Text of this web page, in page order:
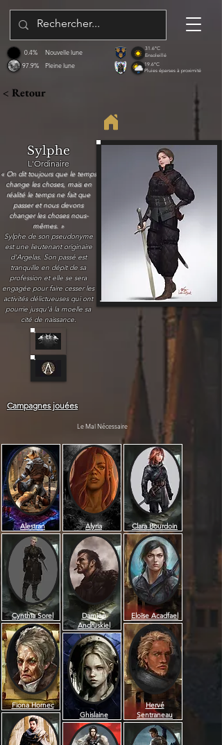
97.9%
0.4%
Pleine lune
Nouvelle lune
31.6°C
Ensoleillé
19.6°C
Pluies éparses à proximité
< Retour
Sylphe
L'Ordinaire
« On dit toujours que le temps
change les choses, mais en
réalité le temps ne fait que
passer et nous devons
changer les choses nous-
mêmes. »
Sylphe de son pseudonyme
est une lieutenant originaire
d'Argelas. Son passé est
tranquille en dépit de sa
profession et elle se sera
engagée pour faire cesser les
activités délictueuses qui ont
pourrie jusqu'à la moelle sa
cité de naissance.
Campagnes jouées
Le Mal Nécessaire
Alestran
Cynthia Sorel
Fiona Hornec
Alyria
Damien
Andruskiel
Ghislaine
Clara Bourdoin
Eloïse Acadfael
Hervé
Sentraneau